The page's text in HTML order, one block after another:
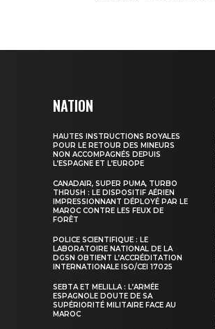
NATION
HAUTES INSTRUCTIONS ROYALES
POUR LE RETOUR DES MINEURS
NON ACCOMPAGNÉS DEPUIS
L’ESPAGNE ET L’EUROPE
CANADAIR, SUPER PUMA, TURBO
THRUSH : LE DISPOSITIF AÉRIEN
IMPRESSIONNANT DÉPLOYÉ PAR LE
MAROC CONTRE LES FEUX DE
FORÊT
POLICE SCIENTIFIQUE : LE
LABORATOIRE NATIONAL DE LA
DGSN OBTIENT L’ACCRÉDITATION
INTERNATIONALE ISO/CEI 17025
SEBTA ET MELILLA : L’ARMÉE
ESPAGNOLE DOUTE DE SA
SUPÉRIORITÉ MILITAIRE FACE AU
MAROC